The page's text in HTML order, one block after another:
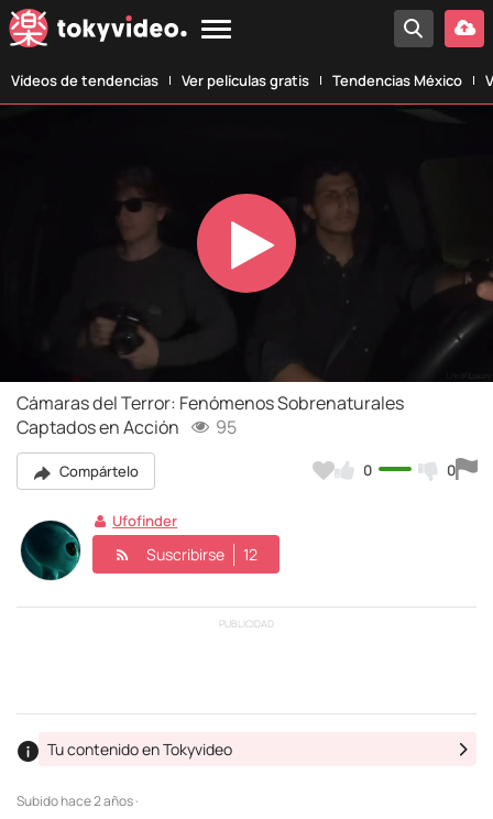
Vídeos de tendencias Ver películas gratis Tendencias México
Play
Video
Cámaras del Terror: Fenómenos Sobrenaturales
Captados en Acción
95
Compártelo 0 0
Ufofinder
Suscribirse 12
PUBLICIDAD
Subidohace 2 años ·
Tu contenido en Tokyvideo